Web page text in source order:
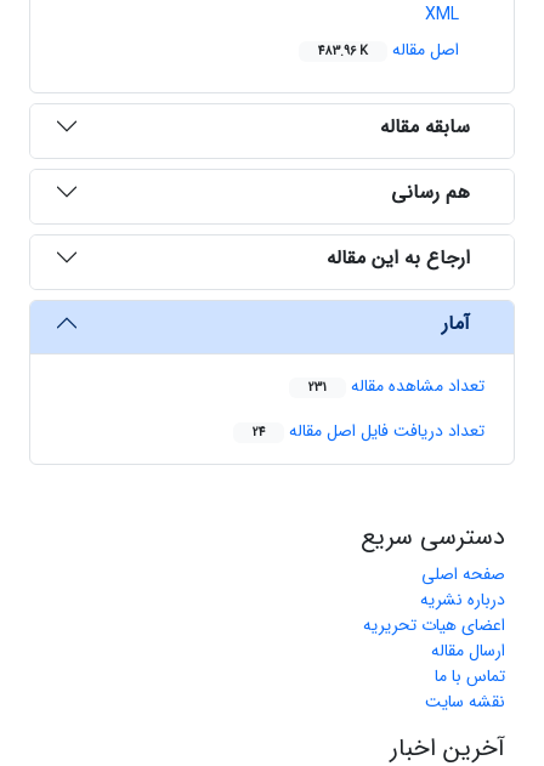
XML
اصل مقاله
483.96 K
سابقه مقاله
هم رسانی
ارجاع به این مقاله
آمار
تعداد مشاهده مقاله 231
تعداد دریافت فایل اصل مقاله 24
دسترسی سریع
صفحه اصلی
درباره نشریه
اعضای هیات تحریریه
ارسال مقاله
تماس با ما
نقشه سایت
آخرین اخبار